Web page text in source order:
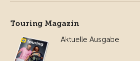
Touring Magazin
Aktuelle Ausgabe